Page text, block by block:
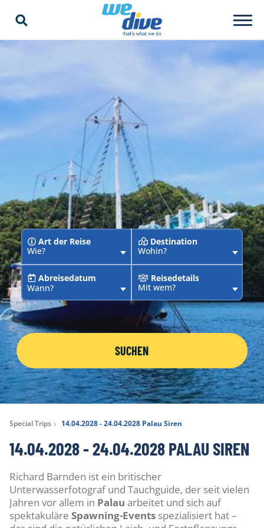
Art der Reise
Wie?
Destination
Wohin?
Abreisedatum
Wann?
Reisedetails
Mit wem?
SUCHEN
Special Trips 14.04.2028 - 24.04.2028 Palau Siren
14.04.2028 - 24.04.2028 PALAU SIREN
Richard Barnden ist ein britischer
Unterwasserfotograf und Tauchguide, der seit vielen
Jahren vor allem in Palau arbeitet und sich auf
spektakuläre Spawning-Events spezialisiert hat –